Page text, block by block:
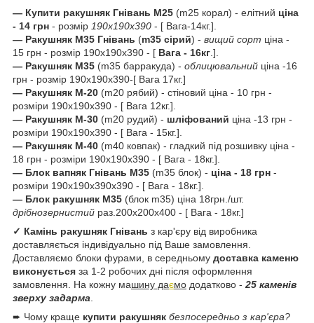
— Купити ракушняк Гнівань М25 (m25 корал) - елітний ціна
- 14 грн - розмір 190х190х390 - [ Вага-14кг.].
— Ракушняк М35 Гнівань (m35 сірий) - вищий сорт ціна -
15 грн - розмір 190х190х390 - [ Вага - 16кг .].
— Ракушняк М35 (m35 барракуда) - облицювальний ціна -16
грн - розмір 190х190х390-[ Вага 17кг.]
— Ракушняк М-20 (m20 рябий) - стіновий ціна - 10 грн -
розміри 190х190х390 - [ Вага 12кг.].
— Ракушняк М-30 (m20 рудий) - шліфований ціна -13 грн -
розміри 190х190х390 - [ Вага - 15кг.].
— Ракушняк М-40 (m40 ковпак) - гладкий під розшивку ціна -
18 грн - розміри 190х190х390 - [ Вага - 18кг.].
— Блок вапняк Гнівань М35 (m35 блок) - ціна - 18 грн -
розміри 190х190х390х390 - [ Вага - 18кг.].
— Блок ракушняк М35 (блок m35) ціна 18грн./шт.
дрібнозернистий раз.200х200х400 - [ Вага - 18кг.]
✓ Камінь ракушняк Гнівань з кар'єру від виробника
доставляється індивідуально під Ваше замовлення.
Доставляємо блоки фурами, в середньому доставка каменю
виконується за 1-2 робочих дні після оформлення
замовлення. На кожну машину даємо додатково - 25 каменів
зверху задарма
➨ Чому краще купити ракушняк безпосередньо з кар'єра?